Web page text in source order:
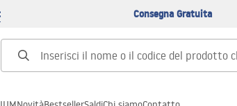
Consegna Gratuita